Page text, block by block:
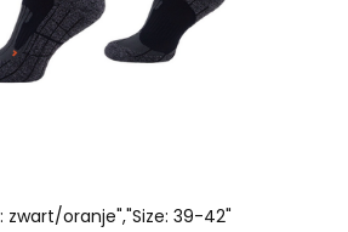
zwart/oranje","Size: 39-42"